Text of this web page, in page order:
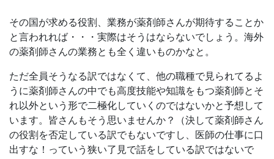
その国が求める役割、業務が薬剤師さんが期待することか
と言われれば・・・実際はそうはならないでしょう。海外
の薬剤師さんの業務とも全く違いものかなと。
ただ全員そうなる訳ではなくて、他の職種で見られてるよ
うに薬剤師さんの中でも高度技能や知識をもつ薬剤師とそ
れ以外という形で二極化していくのではないかと予想して
います。皆さんもそう思いませんか？（決して薬剤師さん
の役割を否定している訳でもないですし、医師の仕事に口
出すな！っていう狭い了見で話をしている訳ではないで